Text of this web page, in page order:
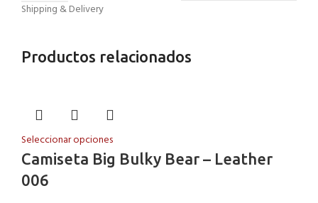
Shipping & Delivery
Productos relacionados
Seleccionar opciones
Camiseta Big Bulky Bear – Leather
006